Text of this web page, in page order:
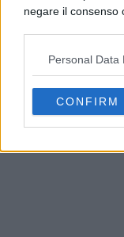
negare il consenso
possono non
opporti a tale
preferenze in
consultando la
Personal Data
CONFIRM